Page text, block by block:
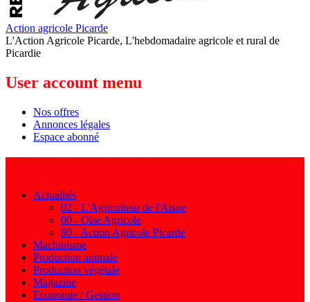
Action agricole Picarde
L'Action Agricole Picarde, L'hebdomadaire agricole et rural de
Picardie
User account menu
Nos offres
Annonces légales
Espace abonné
Actualités
02 - L'Agriculteur de l'Aisne
60 - Oise Agricole
80 - Action Agricole Picarde
Machinisme
Production animale
Production végétale
Magazine
Economie / Gestion